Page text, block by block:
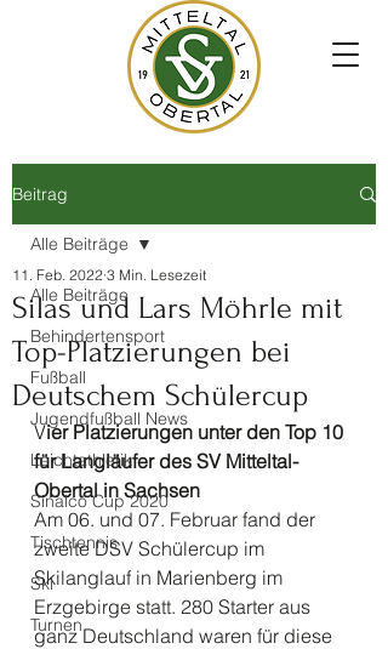
Beitrag
Alle Beiträge
Behindertensport
Fußball
Jugendfußball News
Leichtathletik
Sinalco Cup 2020
Tischtennis
Ski
Turnen
Alle Beiträge
Silas und Lars Möhrle mit
Top-Platzierungen bei
Deutschem Schülercup
11. Feb. 2022 3 Min. Lesezeit
Vier Platzierungen unter den Top 10
für Langläufer des SV Mitteltal-
Obertal in Sachsen
Am 06. und 07. Februar fand der
zweite DSV Schülercup im
Skilanglauf in Marienberg im
Erzgebirge statt. 280 Starter aus
ganz Deutschland waren für diese